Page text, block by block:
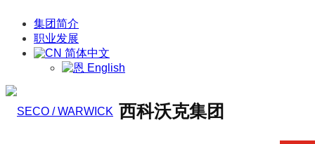
集团简介
职业发展
简体中文
English
西科沃克集团